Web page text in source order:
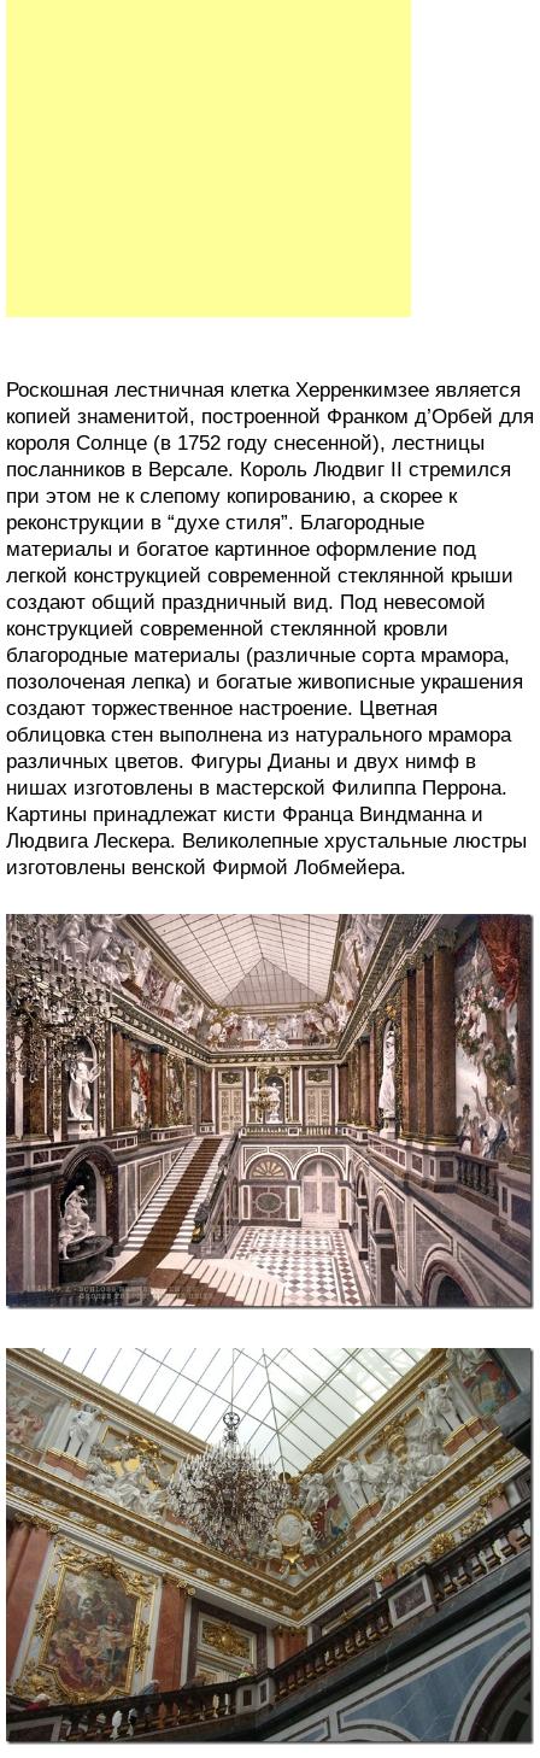
Роскошная лестничная клетка Херренкимзее является
копией знаменитой, построенной Франком д’Орбей для
короля Солнце (в 1752 году снесенной), лестницы
посланников в Версале. Король Людвиг II стремился
при этом не к слепому копированию, а скорее к
реконструкции в “духе стиля”. Благородные
материалы и богатое картинное оформление под
легкой конструкцией современной стеклянной крыши
создают общий праздничный вид. Под невесомой
конструкцией современной стеклянной кровли
благородные материалы (различные сорта мрамора,
позолоченая лепка) и богатые живописные украшения
создают торжественное настроение. Цветная
облицовка стен выполнена из натурального мрамора
различных цветов. Фигуры Дианы и двух нимф в
нишах изготовлены в мастерской Филиппа Перрона.
Картины принадлежат кисти Франца Виндманна и
Людвига Лескера. Великолепные хрустальные люстры
изготовлены венской Фирмой Лобмейера.